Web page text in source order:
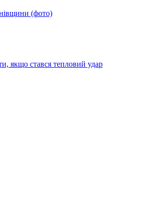
(фото)
якщо стався тепловий удар